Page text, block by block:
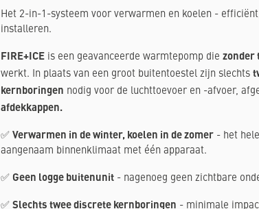
Het 2-in-1-systeem voor verwarmen en koelen -
installeren.
FIRE+ICEis een geavanceerde warmtepomp die zonder
werkt. In plaats van een groot buitentoestel zijn slechts
kernboringen nodig voor de luchttoevoer en -afvoer,
afdekkappen.
✅ Verwarmen in de winter, koelen in de zomer- het
aangenaam binnenklimaat met één apparaat.
✅ Geen logge buitenunit- nagenoeg geen zichtbare
✅ Slechts twee discrete kernboringen - minimale